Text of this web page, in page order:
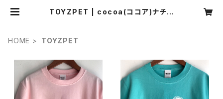
TOYZPET | cocoa(ココア)ナチュ
HOME
TOYZPET